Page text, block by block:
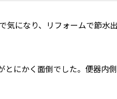
気になり、リフォームで節水
にかく面倒でした。便器内